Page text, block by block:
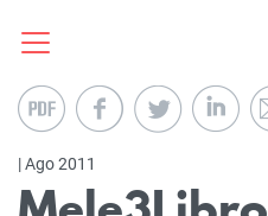
| Ago 2011